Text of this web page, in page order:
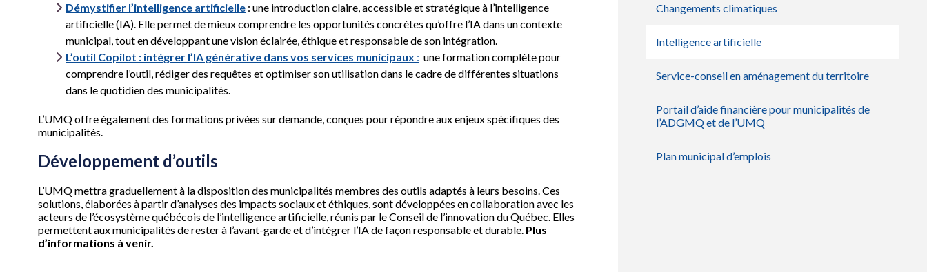
Démystifier l’intelligence artificielle : une introduction claire, accessible et stratégique à l’intelligence
artificielle (IA). Elle permet de mieux comprendre les opportunités concrètes qu’offre l’IA dans un contexte
municipal, tout en développant une vision éclairée, éthique et responsable de son intégration.
L’outil Copilot : intégrer l’IA générative dans vos services municipaux : une formation complète pour
comprendre l’outil, rédiger des requêtes et optimiser son utilisation dans le cadre de différentes situations
dans le quotidien des municipalités.
L’UMQ offre également des formations privées sur demande, conçues pour répondre aux enjeux spécifiques des
municipalités.
Développement d’outils
L’UMQ mettra graduellement à la disposition des municipalités membres des outils adaptés à leurs besoins. Ces
solutions, élaborées à partir d’analyses des impacts sociaux et éthiques, sont développées en collaboration avec les
acteurs de l’écosystème québécois de l’intelligence artificielle, réunis par le Conseil de l’innovation du Québec. Elles
permettent aux municipalités de rester à l’avant-garde et d’intégrer l’IA de façon responsable et durable. Plus
d’informations à venir.
Changements climatiques
Intelligence artificielle
Service-conseil en aménagement du territoire
Portail d’aide financière pour municipalités de
l’ADGMQ et de l’UMQ
Plan municipal d’emplois